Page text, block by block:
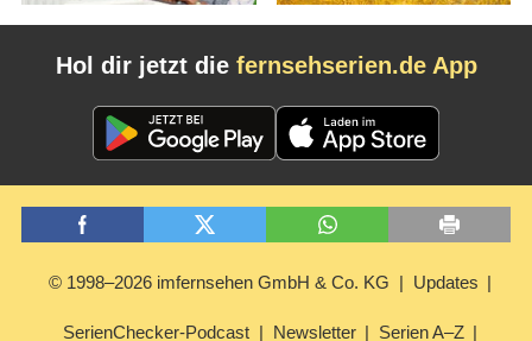
Hol dir jetzt die fernsehserien.de App
© 1998–2026 imfernsehen GmbH & Co. KG Updates
SerienChecker-Podcast Newsletter Serien A–Z